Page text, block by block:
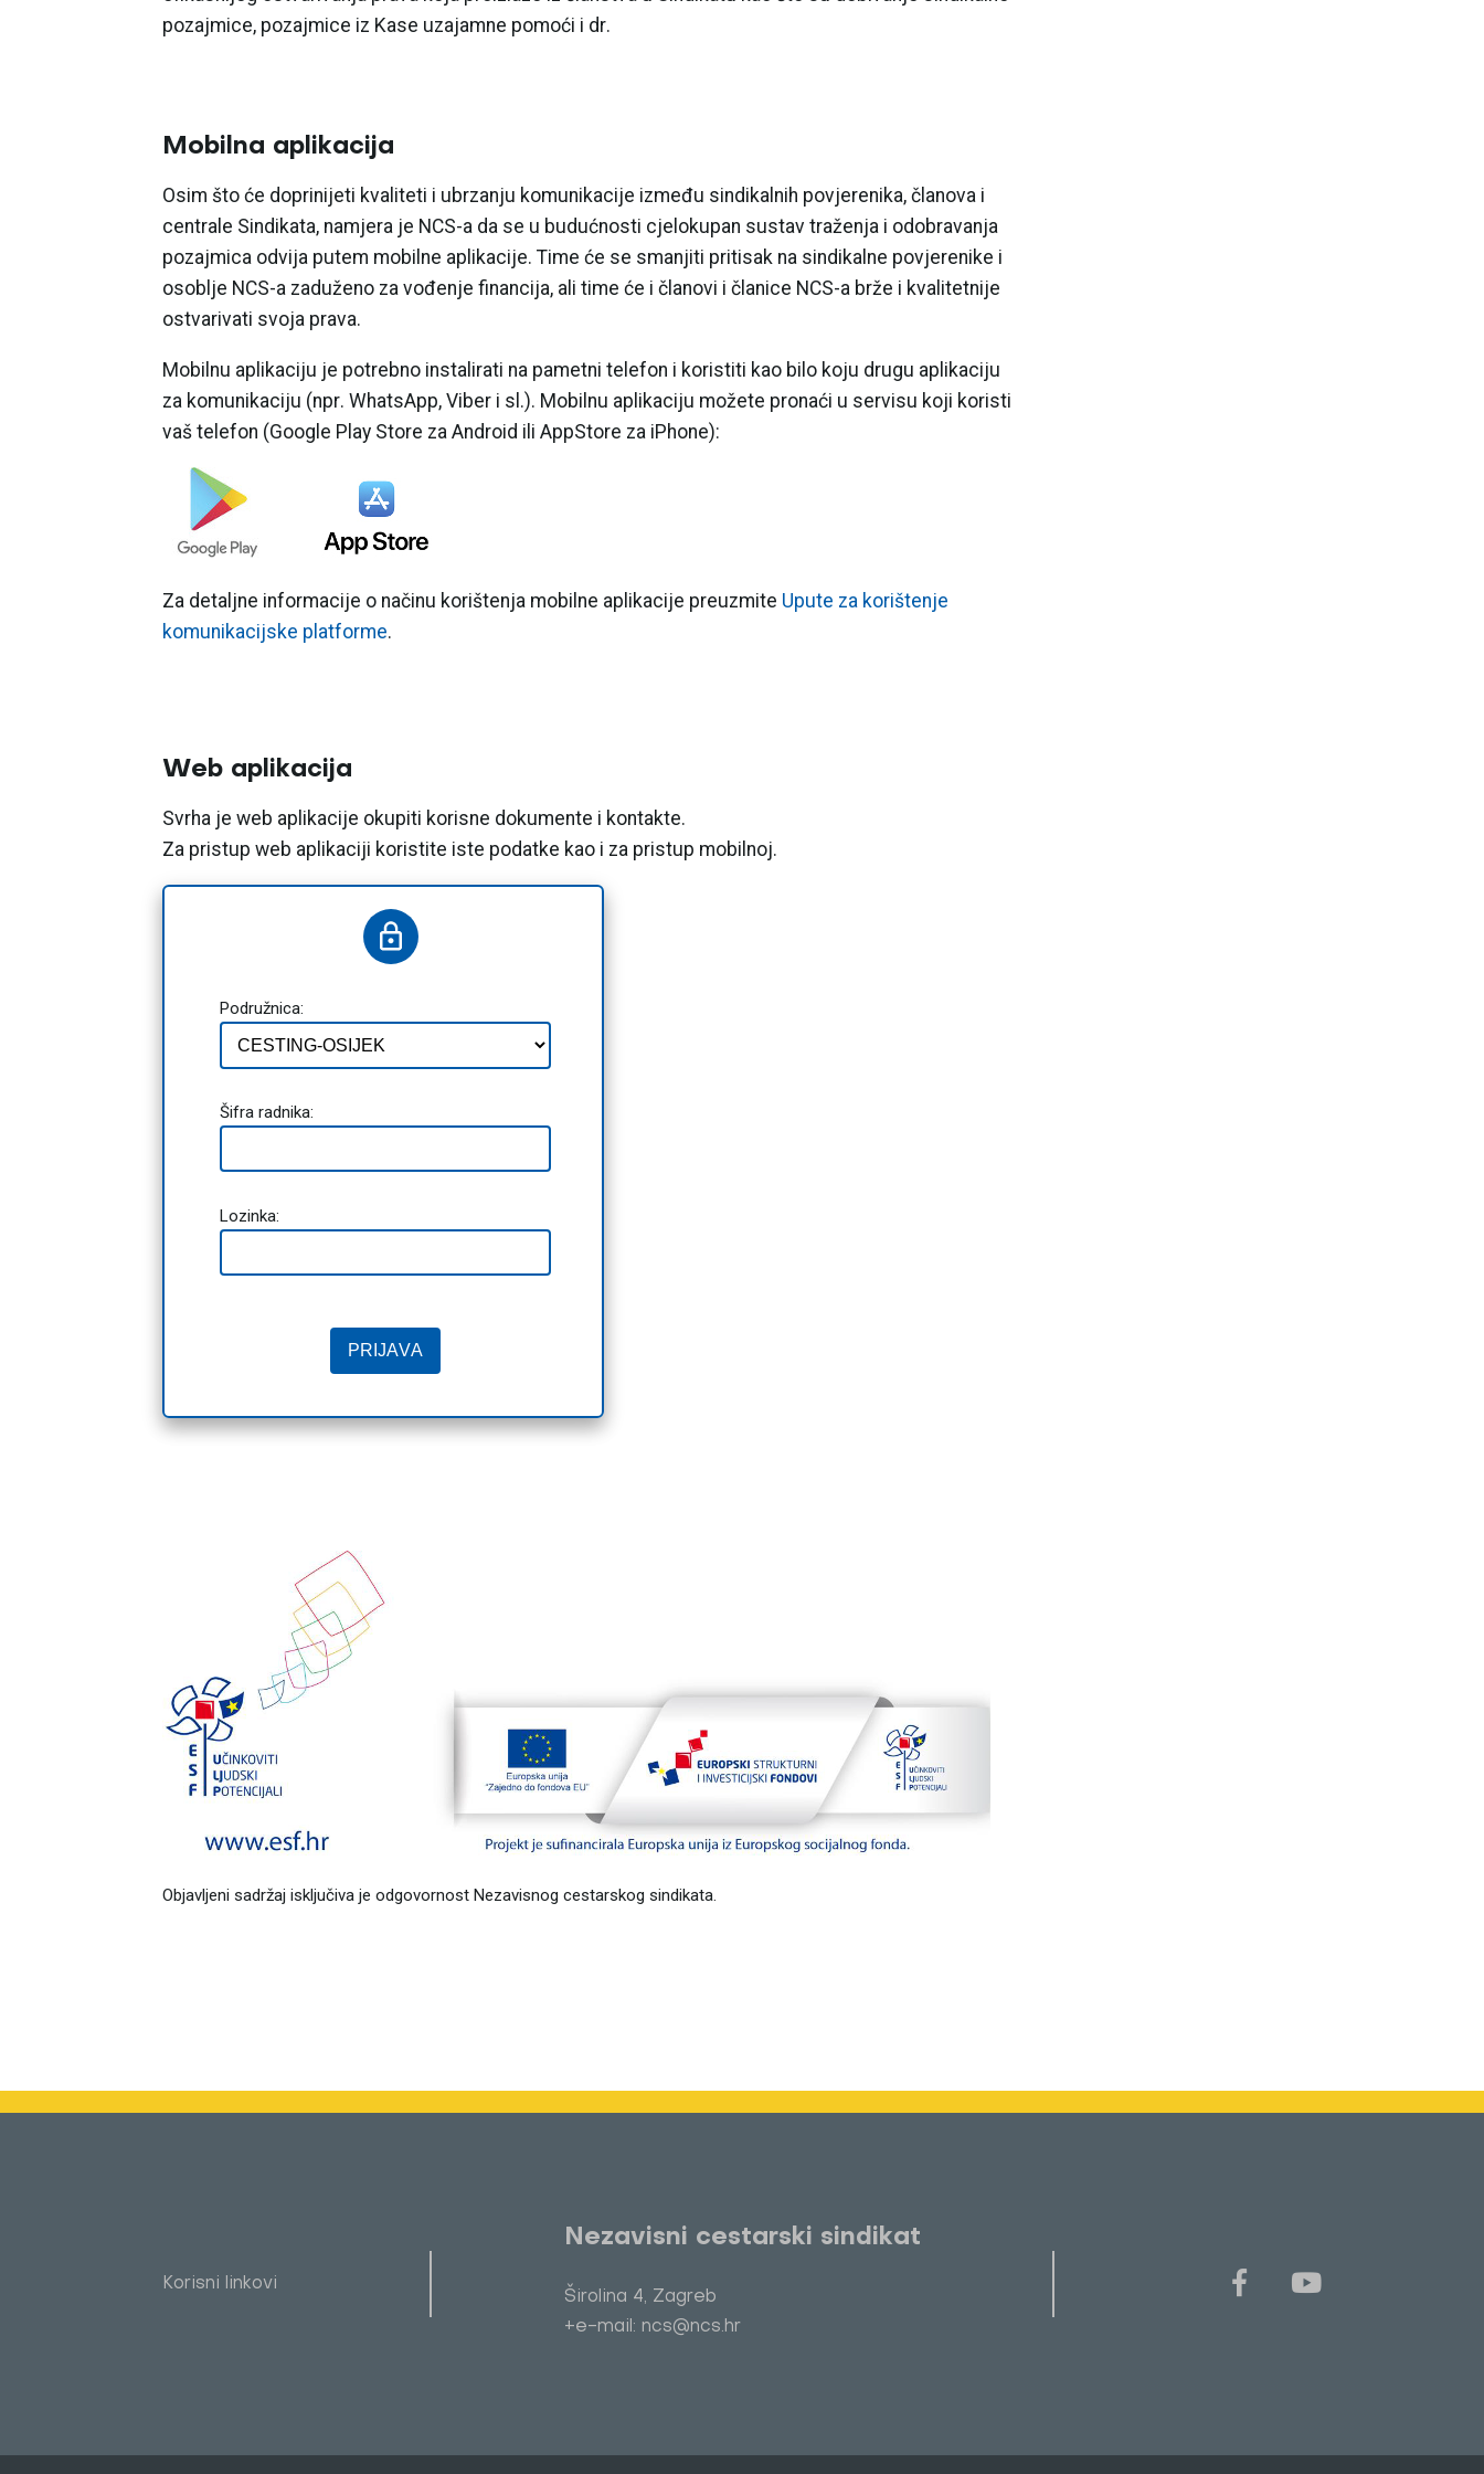
pozajmice, pozajmice iz Kase uzajamne pomoći i dr.
Mobilna aplikacija
Osim što će doprinijeti kvaliteti i ubrzanju komunikacije između sindikalnih povjerenika, članova i
centrale Sindikata, namjera je NCS-a da se u budućnosti cjelokupan sustav traženja i odobravanja
pozajmica odvija putem mobilne aplikacije. Time će se smanjiti pritisak na sindikalne povjerenike i
osoblje NCS-a zaduženo za vođenje financija, ali time će i članovi i članice NCS-a brže i kvalitetnije
ostvarivati svoja prava.
Mobilnu aplikaciju je potrebno instalirati na pametni telefon i koristiti kao bilo koju drugu aplikaciju
za komunikaciju (npr. WhatsApp, Viber i sl.). Mobilnu aplikaciju možete pronaći u servisu koji koristi
vaš telefon (Google Play Store za Android ili AppStore za iPhone):
Za detaljne informacije o načinu korištenja mobilne aplikacije preuzmite Upute za korištenje
komunikacijske platforme.
Web aplikacija
Svrha je web aplikacije okupiti korisne dokumente i kontakte.
Za pristup web aplikaciji koristite iste podatke kao i za pristup mobilnoj.
Podružnica:
Šifra radnika:
Lozinka:
Objavljeni sadržaj isključiva je odgovornost Nezavisnog cestarskog sindikata.
Korisni linkovi
Nezavisni cestarski sindikat
Širolina 4, Zagreb
+e-mail: ncs@ncs.hr